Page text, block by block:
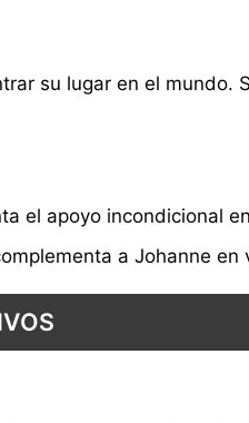
su lugar en el mundo.
el apoyo incondicional
a Johanne en